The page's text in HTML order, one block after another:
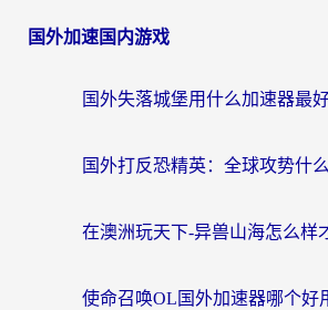
国外加速国内游戏